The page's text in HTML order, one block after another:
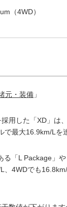
（4WD）
元・装備 」
用した「XD」は
で最大16.9km/Lを
る「L Package」
、4WDでも